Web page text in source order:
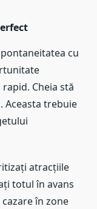
cu
Cheia stă
Aceasta trebuie
atracțiile
totul în avans
în zone